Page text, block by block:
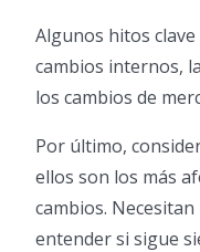
Algunos hitos
cambios internos,
los cambios de
Por último,
ellos son los más
cambios.
entender si sigue